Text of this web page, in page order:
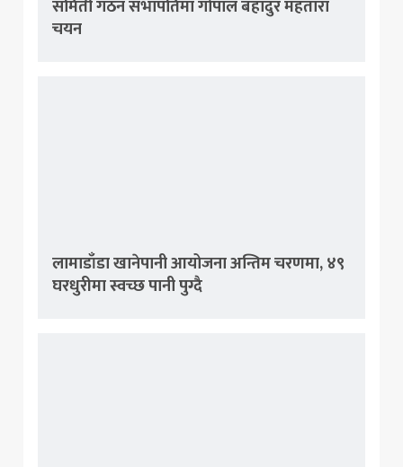
समिती गठन सभापतिमा गोपाल बहादुर महतारा
चयन
लामाडाँडा खानेपानी आयोजना अन्तिम चरणमा, ४९
घरधुरीमा स्वच्छ पानी पुग्दै